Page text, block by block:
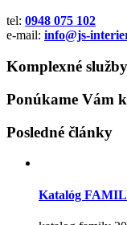
tel: 0948 075 102
e-mail: info@js-
Komplexné služby
Ponúkame Vám
Posledné články
Katalóg